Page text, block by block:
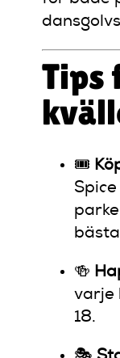
Tips
🎟️
🍻
varje
18.